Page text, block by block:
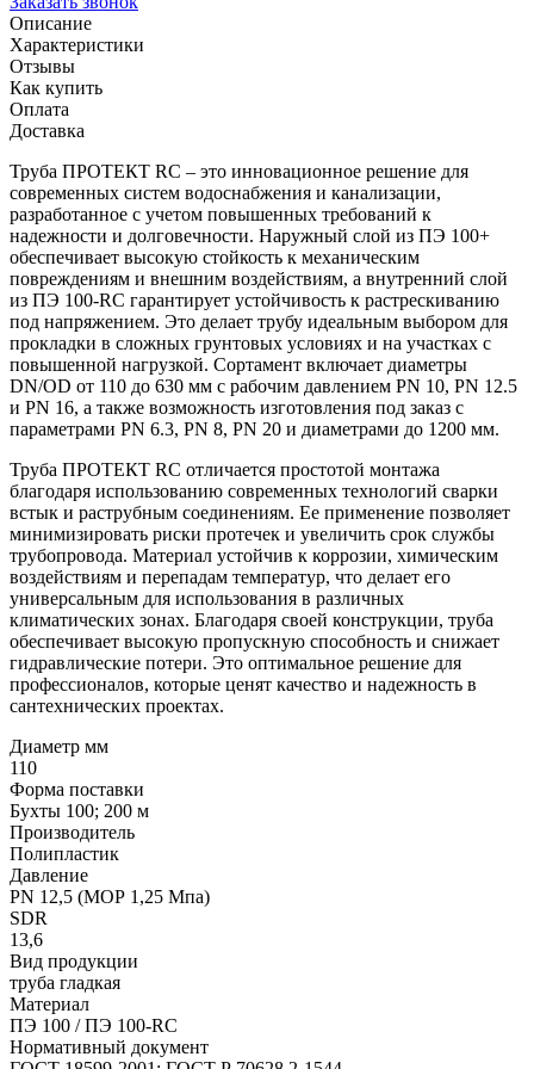
Описание
Характеристики
Отзывы
Как купить
Оплата
Доставка
Труба ПРОТЕКТ RC – это инновационное решение для
современных систем водоснабжения и канализации,
разработанное с учетом повышенных требований к
надежности и долговечности. Наружный слой из ПЭ 100+
обеспечивает высокую стойкость к механическим
повреждениям и внешним воздействиям, а внутренний слой
из ПЭ 100-RC гарантирует устойчивость к растрескиванию
под напряжением. Это делает трубу идеальным выбором для
прокладки в сложных грунтовых условиях и на участках с
повышенной нагрузкой. Сортамент включает диаметры
DN/OD от 110 до 630 мм с рабочим давлением PN 10, PN 12.5
и PN 16, а также возможность изготовления под заказ с
параметрами PN 6.3, PN 8, PN 20 и диаметрами до 1200 мм.
Труба ПРОТЕКТ RC отличается простотой монтажа
благодаря использованию современных технологий сварки
встык и раструбным соединениям. Ее применение позволяет
минимизировать риски протечек и увеличить срок службы
трубопровода. Материал устойчив к коррозии, химическим
воздействиям и перепадам температур, что делает его
универсальным для использования в различных
климатических зонах. Благодаря своей конструкции, труба
обеспечивает высокую пропускную способность и снижает
гидравлические потери. Это оптимальное решение для
профессионалов, которые ценят качество и надежность в
сантехнических проектах.
Диаметр мм
110
Форма поставки
Бухты 100; 200 м
Производитель
Полипластик
Давление
PN 12,5 (МОР 1,25 Мпа)
SDR
13,6
Вид продукции
труба гладкая
Материал
ПЭ 100 / ПЭ 100-RC
Нормативный документ